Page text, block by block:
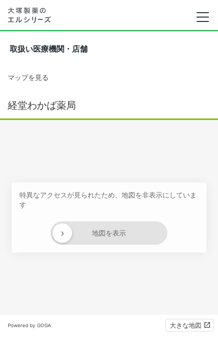
取扱い医療機関・店舗
マップを見る
経堂わかば薬局
特異なアクセスが見られたため、地図を非表示にしていま
す
地図を表示
›
Powered by GOGA 大きな地図